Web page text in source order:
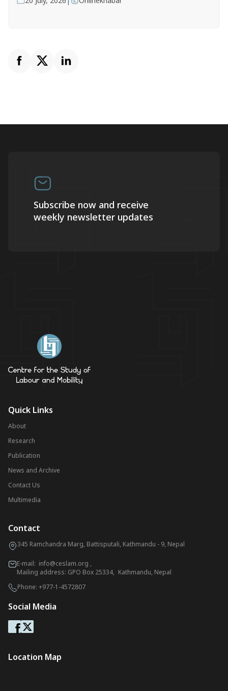
Subscribe now and receive
weekly newsletter updates
Quick Links
About
Research
Publication
News and Archive
Contact Us
Multimedia
Contact
345 Ramchandra Marg, Battisputali, Kathmandu - 9, Nepal
E-mail: info@ceslam.org ,
Mailing address: GPO Box 25334, Kathmandu, Nepal
Phone: +977-1-4572807
Social Media
Location Map